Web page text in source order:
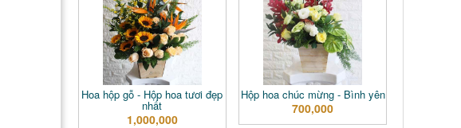
Hoa hộp gỗ - Hộp hoa tươi đẹp
nhất
1,000,000
Hộp hoa chúc mừng - Bình yên
700,000